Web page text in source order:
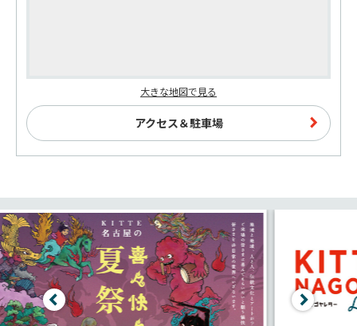
大きな地図で見る
アクセス＆駐車場